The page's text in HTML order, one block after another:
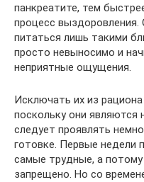
панкреатите, тем
процесс
питаться лишь такими
просто невыносимо и
неприятные ощущения.
Исключать их из рациона
поскольку они
следует проявлять
готовке. Первые недели
самые трудные, а
запрещено. Но со